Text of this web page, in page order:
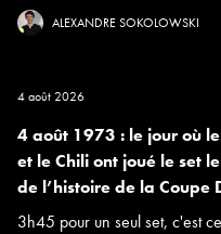
ALEXANDRE SOKOLOWSKI
4 août 2026
4 août 1973 : le jour où
et le Chili ont joué le set
de l’histoire de la Coupe
3h45 pour un seul set, c'est